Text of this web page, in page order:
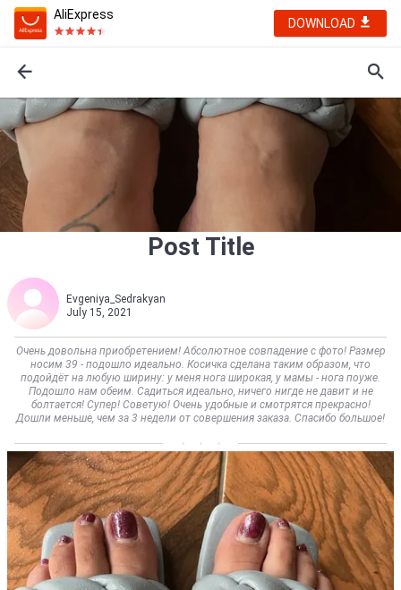
AliExpress
DOWNLOAD
Post Title
Evgeniya_Sedrakyan
July 15, 2021
Очень довольна приобретением! Абсолютное совпадение с фото! Размер
носим 39 - подошло идеально. Косичка сделана таким образом, что
подойдёт на любую ширину: у меня нога широкая, у мамы - нога поуже.
Подошло нам обеим. Садиться идеально, ничего нигде не давит и не
болтается! Супер! Советую! Очень удобные и смотрятся прекрасно!
Дошли меньше, чем за 3 недели от совершения заказа. Спасибо большое!